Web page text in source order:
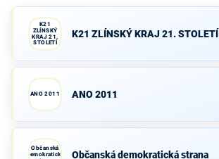
K21
ZLÍNSKÝ
KRAJ 21.
STOLETÍ
K21 ZLÍNSKÝ KRAJ 21. STOLETÍ
ANO 2011 ANO 2011
Občanská
demokratická
Občanská demokratická strana